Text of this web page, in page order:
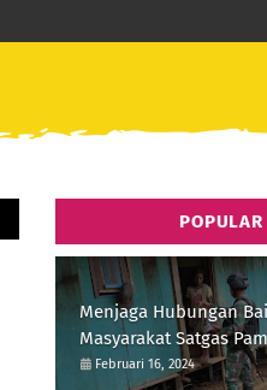
Menjaga Hubungan
Masyarakat Satgas
Yonif 111/KB
Februari 16, 2024